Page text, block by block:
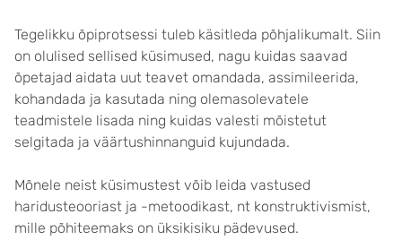
Tegelikku õpiprotsessi tuleb käsitleda põhjalikumalt. Siin
on olulised sellised küsimused, nagu kuidas saavad
õpetajad aidata uut teavet omandada, assimileerida,
kohandada ja kasutada ning olemasolevatele
teadmistele lisada ning kuidas valesti mõistetut
selgitada ja väärtushinnanguid kujundada.
Mõnele neist küsimustest võib leida vastused
haridusteooriast ja -metoodikast, nt konstruktivismist,
mille põhiteemaks on üksikisiku pädevused.